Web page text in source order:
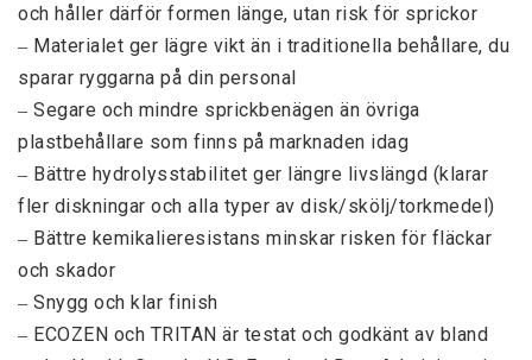
och håller därför formen länge, utan risk för sprickor
‒ Materialet ger lägre vikt än i traditionella behållare, du
sparar ryggarna på din personal
‒ Segare och mindre sprickbenägen än övriga
plastbehållare som finns på marknaden idag
‒ Bättre hydrolysstabilitet ger längre livslängd (klarar
fler diskningar och alla typer av disk/skölj/torkmedel)
‒ Bättre kemikalieresistans minskar risken för fläckar
och skador
‒ Snygg och klar finish
‒ ECOZEN och TRITAN är testat och godkänt av bland